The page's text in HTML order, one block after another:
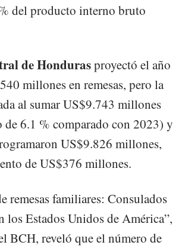
del producto interno bruto
de Hondurasproyectó el año
millones en remesas, pero la
al sumar US$9.743 millones
de 6.1 % comparado con 2023) y
US$9.826 millones,
de US$376 millones.
remesas familiares: Consulados
los Estados Unidos de América”,
BCH, reveló que el número de